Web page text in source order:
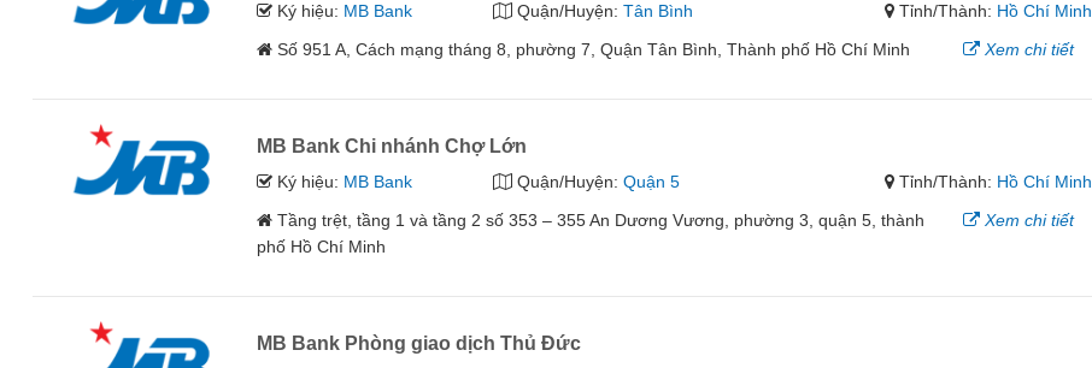
Ký hiệu: MB Bank Quận/Huyện: Tân Bình Tỉnh/Thành: Hồ Chí Minh
Số 951 A, Cách mạng tháng 8, phường 7, Quận Tân Bình, Thành phố Hồ Chí Minh
Xem chi tiết
MB Bank Chi nhánh Chợ Lớn
Ký hiệu: MB Bank Quận/Huyện: Quận 5 Tỉnh/Thành: Hồ Chí Minh
Tầng trệt, tầng 1 và tầng 2 số 353 – 355 An Dương Vương, phường 3, quận 5, thành
phố Hồ Chí Minh
Xem chi tiết
MB Bank Phòng giao dịch Thủ Đức